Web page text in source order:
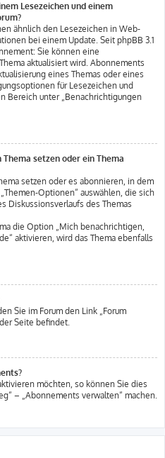
Lesezeichen und einem
ähnlich den Lesezeichen in Web-
bei einem Update. Seit phpBB 3.1
Sie können eine
aktualisiert wird. Abonnements
eines Themas oder eines
für Lesezeichen und
Bereich unter „Benachrichtigungen
setzen oder ein Thema
setzen oder es abonnieren, in dem
Optionen“ auswählen, die sich
Diskussionsverlaufs des Themas
die Option „Mich benachrichtigen,
aktivieren, wird das Thema ebenfalls
Sie im Forum den Link „Forum
Seite befindet.
möchten, so können Sie dies
– „Abonnements verwalten“ machen.